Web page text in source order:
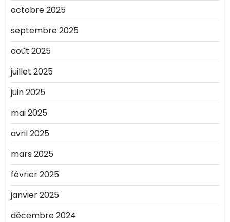
octobre 2025
septembre 2025
août 2025
juillet 2025
juin 2025
mai 2025
avril 2025
mars 2025
février 2025
janvier 2025
décembre 2024